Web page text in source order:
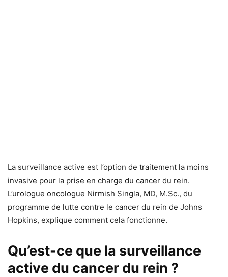
La surveillance active est l’option de traitement la moins
invasive pour la prise en charge du cancer du rein.
L’urologue oncologue Nirmish Singla, MD, M.Sc., du
programme de lutte contre le cancer du rein de Johns
Hopkins, explique comment cela fonctionne.
Qu’est-ce que la surveillance
active du cancer du rein ?